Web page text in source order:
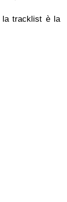
la tracklist è la